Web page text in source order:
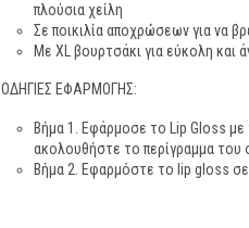
πλούσια χείλη
Σε ποικιλία αποχρώσεων για να
Με XL βουρτσάκι για εύκολη και
ΟΔΗΓΙΕΣ ΕΦΑΡΜΟΓΗΣ:
Βήμα 1. Εφάρμοσε το Lip Gloss
ακολουθήστε το περίγραμμα του
Βήμα 2. Εφαρμόστε το lip gloss